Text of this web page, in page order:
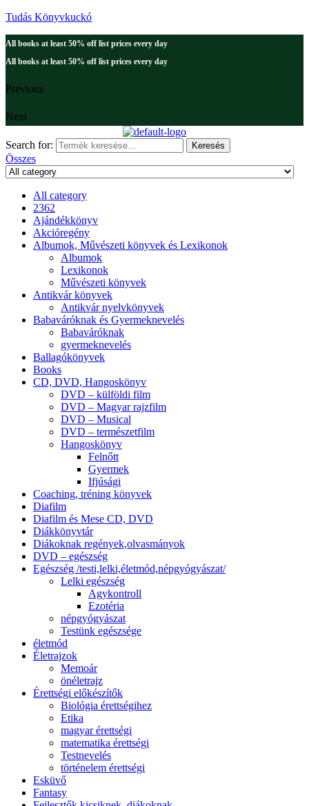
Tudás Könyvkuckó
All books at least 50% off list prices every day
All books at least 50% off list prices every day
Previous
Next
Search for: Keresés
Összes
All category
2362
Ajándékkönyv
Akcióregény
Albumok, Művészeti könyvek és Lexikonok
Albumok
Lexikonok
Művészeti könyvek
Antikvár könyvek
Antikvár nyelvkönyvek
Babaváróknak és Gyermeknevelés
Babaváróknak
gyermeknevelés
Ballagókönyvek
Books
CD, DVD, Hangoskönyv
DVD – külföldi film
DVD – Magyar rajzfilm
DVD – Musical
DVD – természetfilm
Hangoskönyv
Felnőtt
Gyermek
Ifjúsági
Coaching, tréning könyvek
Diafilm
Diafilm és Mese CD, DVD
Diákkönyvtár
Diákoknak regények,olvasmányok
DVD – egészség
Egészség /testi,lelki,életmód,népgyógyászat/
Lelki egészség
Agykontroll
Ezotéria
népgyógyászat
Testünk egészsége
életmód
Életrajzok
Memoár
önéletrajz
Érettségi előkészítők
Biológia érettségihez
Etika
magyar érettségi
matematika érettségi
Testnevelés
történelem érettségi
Esküvő
Fantasy